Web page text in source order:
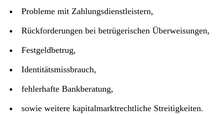
Probleme mit Zahlungsdienstleistern,
Rückforderungen bei betrügerischen Überweisungen,
Festgeldbetrug,
Identitätsmissbrauch,
fehlerhafte Bankberatung,
sowie weitere kapitalmarktrechtliche Streitigkeiten.